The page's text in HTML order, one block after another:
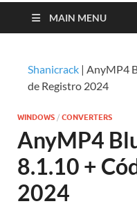
MAIN MENU
Shanicrack | AnyMP4
de Registro 2024
WINDOWS / CONVERTERS
AnyMP4
8.1.10 +
2024